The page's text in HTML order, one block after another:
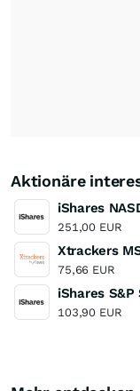
Aktionäre
251,00 EUR
75,66 EUR
103,90 EUR